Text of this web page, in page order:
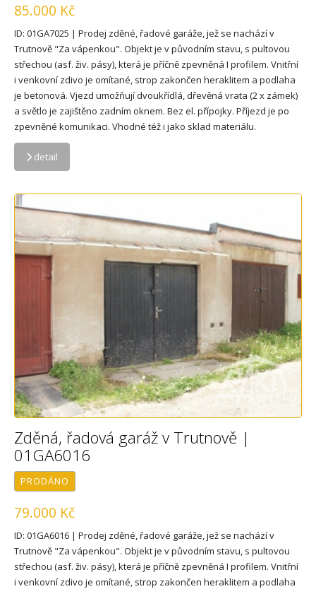
85.000 Kč
ID: 01GA7025 | Prodej zděné, řadové garáže, jež se nachází v
Trutnově "Za vápenkou". Objekt je v původním stavu, s pultovou
střechou (asf. živ. pásy), která je příčně zpevněná I profilem. Vnitřní
i venkovní zdivo je omítané, strop zakončen heraklitem a podlaha
je betonová. Vjezd umožňují dvoukřídlá, dřevěná vrata (2 x zámek)
a světlo je zajištěno zadním oknem. Bez el. přípojky. Příjezd je po
zpevněné komunikaci. Vhodné též i jako sklad materiálu.
detail
Zděná, řadová garáž v Trutnově |
01GA6016
PRODÁNO
79.000 Kč
ID: 01GA6016 | Prodej zděné, řadové garáže, jež se nachází v
Trutnově "Za vápenkou". Objekt je v původním stavu, s pultovou
střechou (asf. živ. pásy), která je příčně zpevněná I profilem. Vnitřní
i venkovní zdivo je omítané, strop zakončen heraklitem a podlaha